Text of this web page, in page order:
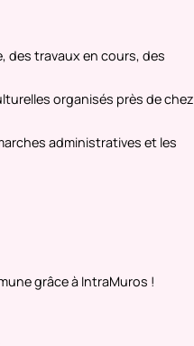
des travaux en cours, des
organisés près de chez
administratives et les
grâce à IntraMuros !